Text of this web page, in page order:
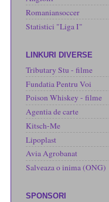
Romaniansoccer
Statistici "Liga I"
LINKURI DIVERSE
Tributary Stu - filme
Fundatia Pentru Voi
Poison Whiskey - filme
Agentia de carte
Kitsch-Me
Lipoplast
Avia Agrobanat
Salveaza o inima (ONG)
SPONSORI